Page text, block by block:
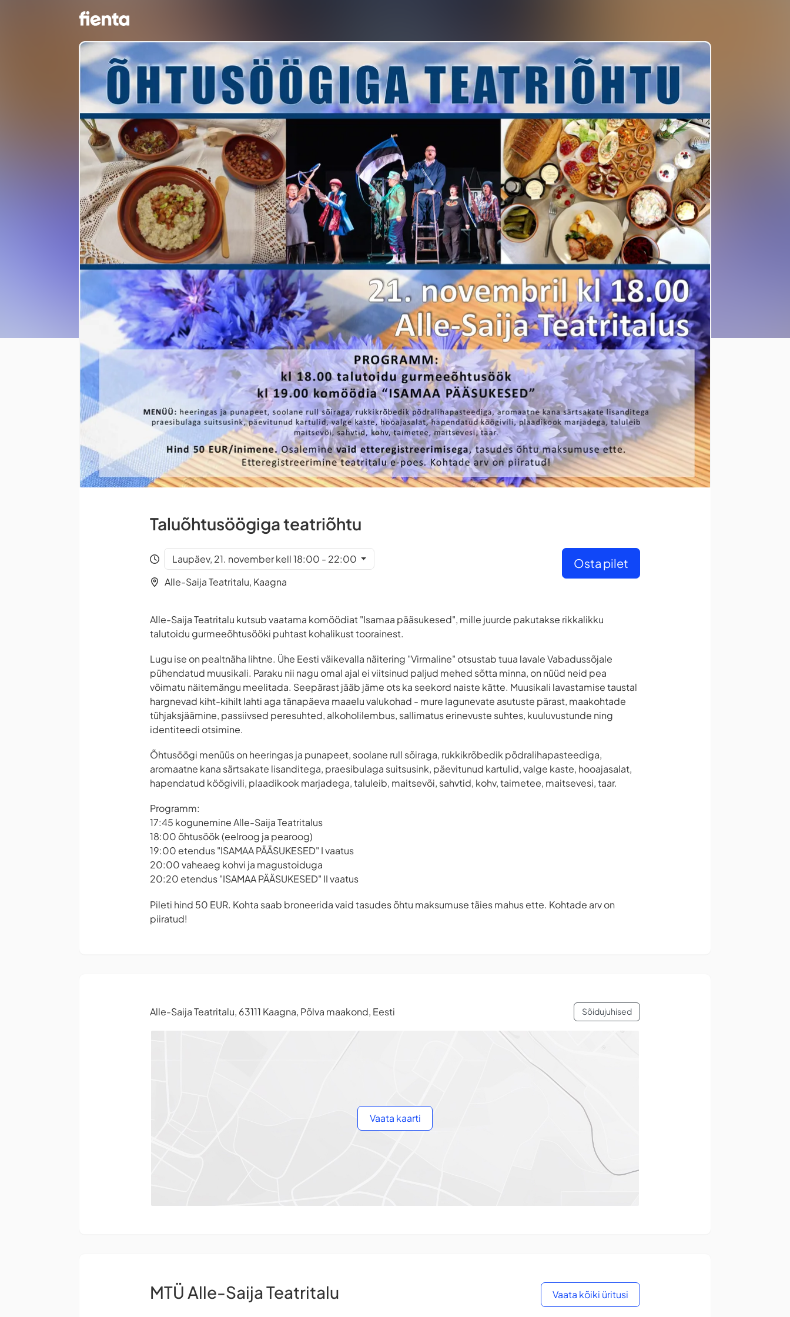
Taluõhtusöögiga teatriõhtu
Laupäev, 21. november kell 18:00 - 22:00
Alle-Saija Teatritalu, Kaagna
Osta pilet
Alle-Saija Teatritalu kutsub vaatama komöödiat "Isamaa pääsukesed", mille juurde pakutakse rikkalikku
talutoidu gurmeeõhtusööki puhtast kohalikust toorainest.
Lugu ise on pealtnäha lihtne. Ühe Eesti väikevalla näitering "Virmaline" otsustab tuua lavale Vabadussõjale
pühendatud muusikali. Paraku nii nagu omal ajal ei viitsinud paljud mehed sõtta minna, on nüüd neid pea
võimatu näitemängu meelitada. Seepärast jääb jäme ots ka seekord naiste kätte. Muusikali lavastamise taustal
hargnevad kiht-kihilt lahti aga tänapäeva maaelu valukohad - mure lagunevate asutuste pärast, maakohtade
tühjaksjäämine, passiivsed peresuhted, alkoholilembus, sallimatus erinevuste suhtes, kuuluvustunde ning
identiteedi otsimine.
Õhtusöögi menüüs on heeringas ja punapeet, soolane rull sõiraga, rukkikrõbedik põdralihapasteediga,
aromaatne kana särtsakate lisanditega, praesibulaga suitsusink, päevitunud kartulid, valge kaste, hooajasalat,
hapendatud köögivili, plaadikook marjadega, taluleib, maitsevõi, sahvtid, kohv, taimetee, maitsevesi, taar.
Programm:
17:45 kogunemine Alle-Saija Teatritalus
18:00 õhtusöök (eelroog ja pearoog)
19:00 etendus "ISAMAA PÄÄSUKESED" I vaatus
20:00 vaheaeg kohvi ja magustoiduga
20:20 etendus "ISAMAA PÄÄSUKESED" II vaatus
Pileti hind 50 EUR. Kohta saab broneerida vaid tasudes õhtu maksumuse täies mahus ette. Kohtade arv on
piiratud!
Alle-Saija Teatritalu, 63111 Kaagna, Põlva maakond, Eesti Sõidujuhised
Vaata kaarti
MTÜ Alle-Saija Teatritalu Vaata kõiki üritusi